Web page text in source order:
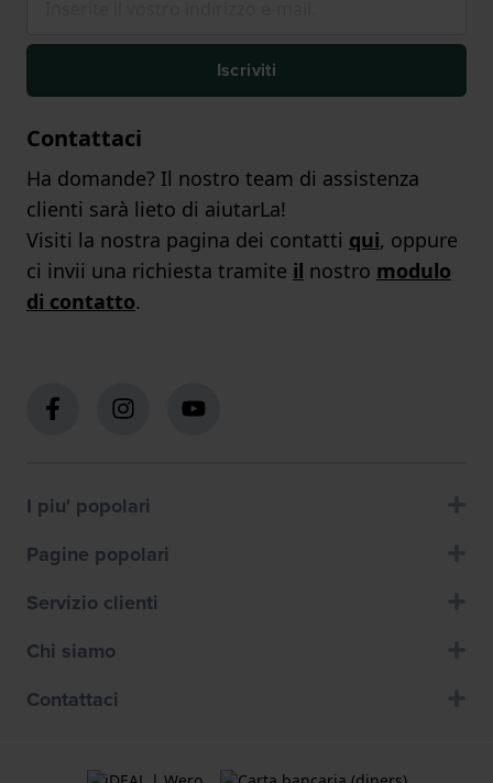
Iscriviti
Contattaci
Ha domande? Il nostro team di assistenza
clienti sarà lieto di aiutarLa!
Visiti la nostra pagina dei contatti qui, oppure
ci invii una richiesta tramite il nostro modulo
di contatto.
I piu' popolari
Pagine popolari
Servizio clienti
Chi siamo
Contattaci